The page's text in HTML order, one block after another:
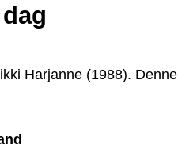
Harjanne (1988). Denne